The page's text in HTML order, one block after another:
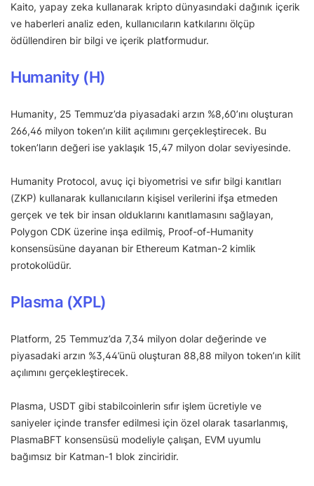
Kaito, yapay zeka kullanarak kripto dünyasındaki dağınık içerik
ve haberleri analiz eden, kullanıcıların katkılarını ölçüp
ödüllendiren bir bilgi ve içerik platformudur.
Humanity (H)
Humanity, 25 Temmuz’da piyasadaki arzın %8,60’ını oluşturan
266,46 milyon token’ın kilit açılımını gerçekleştirecek. Bu
token’ların değeri ise yaklaşık 15,47 milyon dolar seviyesinde.
Humanity Protocol, avuç içi biyometrisi ve sıfır bilgi kanıtları
(ZKP) kullanarak kullanıcıların kişisel verilerini ifşa etmeden
gerçek ve tek bir insan olduklarını kanıtlamasını sağlayan,
Polygon CDK üzerine inşa edilmiş, Proof-of-Humanity
konsensüsüne dayanan bir Ethereum Katman-2 kimlik
protokolüdür.
Plasma (XPL)
Platform, 25 Temmuz’da 7,34 milyon dolar değerinde ve
piyasadaki arzın %3,44’ünü oluşturan 88,88 milyon token’ın kilit
açılımını gerçekleştirecek.
Plasma, USDT gibi stabilcoinlerin sıfır işlem ücretiyle ve
saniyeler içinde transfer edilmesi için özel olarak tasarlanmış,
PlasmaBFT konsensüsü modeliyle çalışan, EVM uyumlu
bağımsız bir Katman-1 blok zinciridir.